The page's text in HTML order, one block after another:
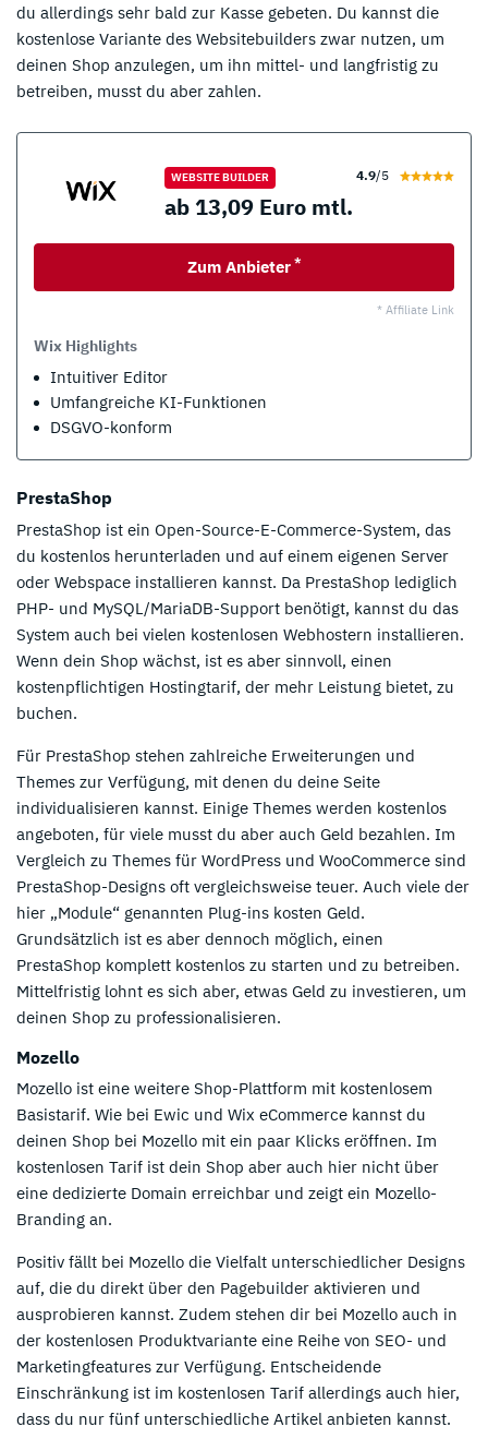
du allerdings sehr bald zur Kasse gebeten. Du kannst die
kostenlose Variante des Websitebuilders zwar nutzen, um
deinen Shop anzulegen, um ihn mittel- und langfristig zu
betreiben, musst du aber zahlen.
WEBSITE BUILDER 4.9/5
ab 13,09 Euro mtl.
Zum Anbieter *
* Affiliate Link
Wix Highlights
Intuitiver Editor
Umfangreiche KI-Funktionen
DSGVO-konform
PrestaShop
PrestaShop ist ein Open-Source-E-Commerce-System, das
du kostenlos herunterladen und auf einem eigenen Server
oder Webspace installieren kannst. Da PrestaShop lediglich
PHP- und MySQL/MariaDB-Support benötigt, kannst du das
System auch bei vielen kostenlosen Webhostern installieren.
Wenn dein Shop wächst, ist es aber sinnvoll, einen
kostenpflichtigen Hostingtarif, der mehr Leistung bietet, zu
buchen.
Für PrestaShop stehen zahlreiche Erweiterungen und
Themes zur Verfügung, mit denen du deine Seite
individualisieren kannst. Einige Themes werden kostenlos
angeboten, für viele musst du aber auch Geld bezahlen. Im
Vergleich zu Themes für WordPress und WooCommerce sind
PrestaShop-Designs oft vergleichsweise teuer. Auch viele der
hier „Module“ genannten Plug-ins kosten Geld.
Grundsätzlich ist es aber dennoch möglich, einen
PrestaShop komplett kostenlos zu starten und zu betreiben.
Mittelfristig lohnt es sich aber, etwas Geld zu investieren, um
deinen Shop zu professionalisieren.
Mozello
Mozello ist eine weitere Shop-Plattform mit kostenlosem
Basistarif. Wie bei Ewic und Wix eCommerce kannst du
deinen Shop bei Mozello mit ein paar Klicks eröffnen. Im
kostenlosen Tarif ist dein Shop aber auch hier nicht über
eine dedizierte Domain erreichbar und zeigt ein Mozello-
Branding an.
Positiv fällt bei Mozello die Vielfalt unterschiedlicher Designs
auf, die du direkt über den Pagebuilder aktivieren und
ausprobieren kannst. Zudem stehen dir bei Mozello auch in
der kostenlosen Produktvariante eine Reihe von SEO- und
Marketingfeatures zur Verfügung. Entscheidende
Einschränkung ist im kostenlosen Tarif allerdings auch hier,
dass du nur fünf unterschiedliche Artikel anbieten kannst.